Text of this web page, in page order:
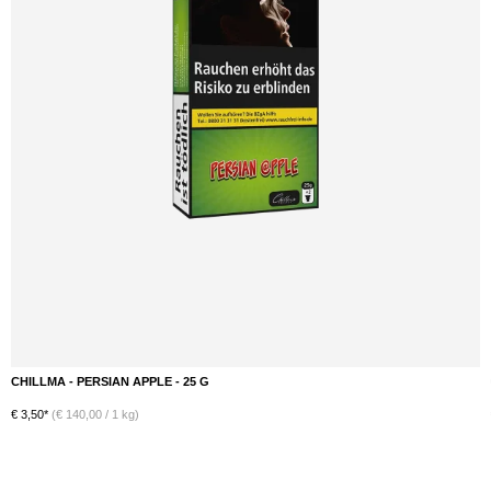
CHILLMA - PERSIAN APPLE - 25 G
€ 3,50* (€ 140,00 / 1 kg)